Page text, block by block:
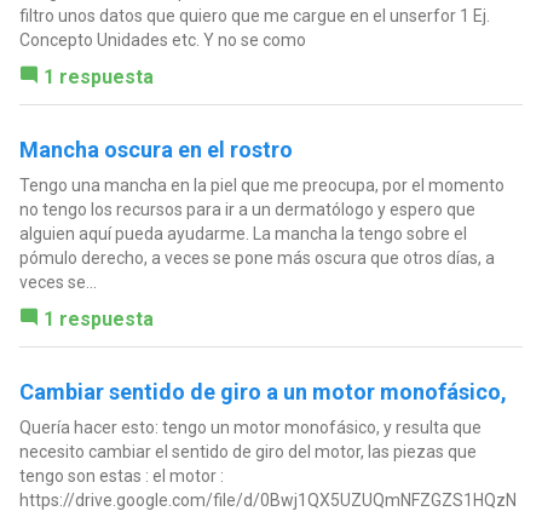
filtro unos datos que quiero que me cargue en el unserfor 1 Ej.
Concepto Unidades etc. Y no se como
1 respuesta
Mancha oscura en el rostro
Tengo una mancha en la piel que me preocupa, por el momento
no tengo los recursos para ir a un dermatólogo y espero que
alguien aquí pueda ayudarme. La mancha la tengo sobre el
pómulo derecho, a veces se pone más oscura que otros días, a
veces se...
1 respuesta
Cambiar sentido de giro a un motor monofásico,
Quería hacer esto: tengo un motor monofásico, y resulta que
necesito cambiar el sentido de giro del motor, las piezas que
tengo son estas : el motor :
https://drive.google.com/file/d/0Bwj1QX5UZUQmNFZGZS1HQzN